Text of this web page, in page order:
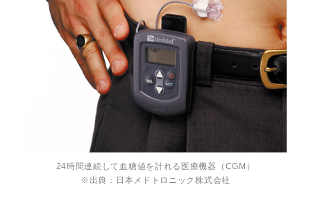
24時間連続して血糖値を計れる医療機器（CGM）
※出典：日本メドトロニック株式会社